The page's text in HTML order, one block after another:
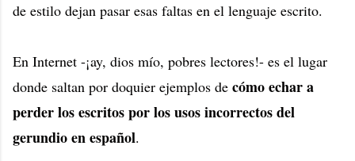
de estilo dejan pasar esas faltas en el lenguaje escrito.
En Internet -¡ay, dios mío, pobres lectores!- es el lugar
donde saltan por doquier ejemplos de cómo echar a
perder los escritos por los usos incorrectos del
gerundio en español.